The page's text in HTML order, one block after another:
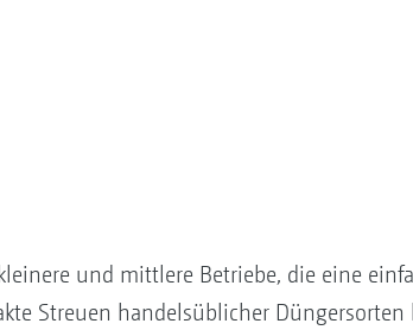
und mittlere Betriebe, die eine
Streuen handelsüblicher